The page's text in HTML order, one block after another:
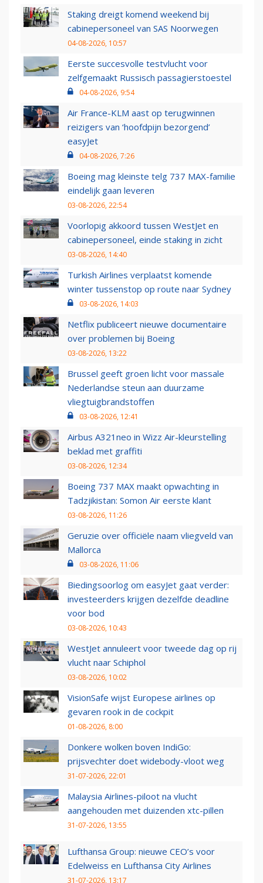
Staking dreigt komend weekend bij
cabinepersoneel van SAS Noorwegen
04-08-2026, 10:57
Eerste succesvolle testvlucht voor
zelfgemaakt Russisch passagierstoestel
04-08-2026, 9:54
Air France-KLM aast op terugwinnen
reizigers van ‘hoofdpijn bezorgend’
easyJet
04-08-2026, 7:26
Boeing mag kleinste telg 737 MAX-familie
eindelijk gaan leveren
03-08-2026, 22:54
Voorlopig akkoord tussen WestJet en
cabinepersoneel, einde staking in zicht
03-08-2026, 14:40
Turkish Airlines verplaatst komende
winter tussenstop op route naar Sydney
03-08-2026, 14:03
Netflix publiceert nieuwe documentaire
over problemen bij Boeing
03-08-2026, 13:22
Brussel geeft groen licht voor massale
Nederlandse steun aan duurzame
vliegtuigbrandstoffen
03-08-2026, 12:41
Airbus A321neo in Wizz Air-kleurstelling
beklad met graffiti
03-08-2026, 12:34
Boeing 737 MAX maakt opwachting in
Tadzjikistan: Somon Air eerste klant
03-08-2026, 11:26
Geruzie over officiële naam vliegveld van
Mallorca
03-08-2026, 11:06
Biedingsoorlog om easyJet gaat verder:
investeerders krijgen dezelfde deadline
voor bod
03-08-2026, 10:43
WestJet annuleert voor tweede dag op rij
vlucht naar Schiphol
03-08-2026, 10:02
VisionSafe wijst Europese airlines op
gevaren rook in de cockpit
01-08-2026, 8:00
Donkere wolken boven IndiGo:
prijsvechter doet widebody-vloot weg
31-07-2026, 22:01
Malaysia Airlines-piloot na vlucht
aangehouden met duizenden xtc-pillen
31-07-2026, 13:55
Lufthansa Group: nieuwe CEO’s voor
Edelweiss en Lufthansa City Airlines
31-07-2026, 13:17